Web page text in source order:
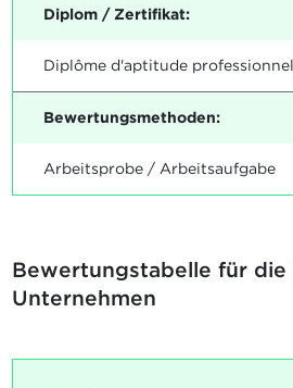
Diplom / Zertifikat:
Diplôme d'aptitude
Bewertungsmethoden:
Arbeitsprobe / Arbeitsaufgabe
Bewertungstabelle für die
Unternehmen